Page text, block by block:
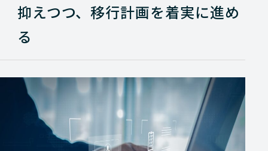
抑えつつ、移行計画を着実に進め
る